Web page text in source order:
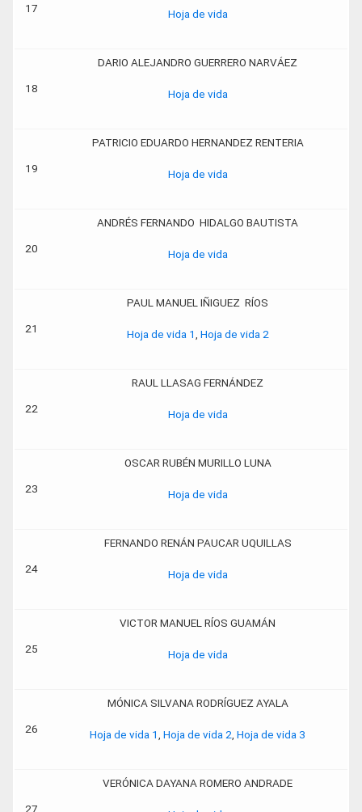
17 Hoja de vida
18
DARIO ALEJANDRO GUERRERO NARVÁEZ
Hoja de vida
19
PATRICIO EDUARDO HERNANDEZ RENTERIA
Hoja de vida
20
ANDRÉS FERNANDO HIDALGO BAUTISTA
Hoja de vida
21
PAUL MANUEL IÑIGUEZ RÍOS
Hoja de vida 1 Hoja de vida 2
22
RAUL LLASAG FERNÁNDEZ
Hoja de vida
23
OSCAR RUBÉN MURILLO LUNA
Hoja de vida
24
FERNANDO RENÁN PAUCAR UQUILLAS
Hoja de vida
25
VICTOR MANUEL RÍOS GUAMÁN
Hoja de vida
26
MÓNICA SILVANA RODRÍGUEZ AYALA
Hoja de vida 1 Hoja de vida 2 Hoja de vida 3
27
VERÓNICA DAYANA ROMERO ANDRADE